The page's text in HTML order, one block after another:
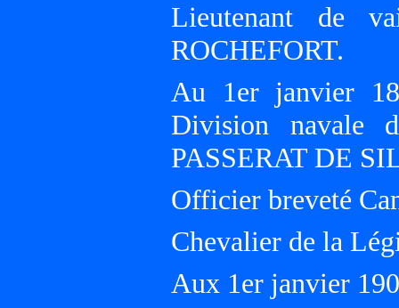
Lieutenant de
ROCHEFORT.
Au 1er janvier
Division navale
PASSERAT DE
Officier breveté
Chevalier de la
Aux 1er janvier